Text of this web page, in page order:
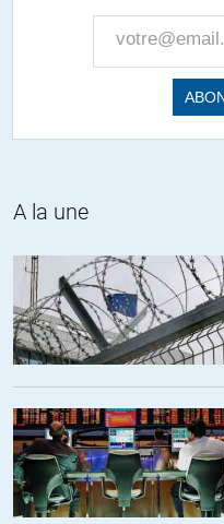
ALERTER
+10
Mouise//03.11.2018
« Les rebelles Houthis
Chaque fois que le sujet est
nature et encore moins les
maritime ? Des aéroports sous
passe par où ce soutien ? Et il
existe ce soutien, pourquoi ne
bénéficie l’autre belligérant ?
A la une